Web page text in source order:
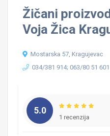
Žičani
Voja Žica
Mostarska 57, Kragujevac
034/381 914; 063/80 51 601
5.0
1 recenzija